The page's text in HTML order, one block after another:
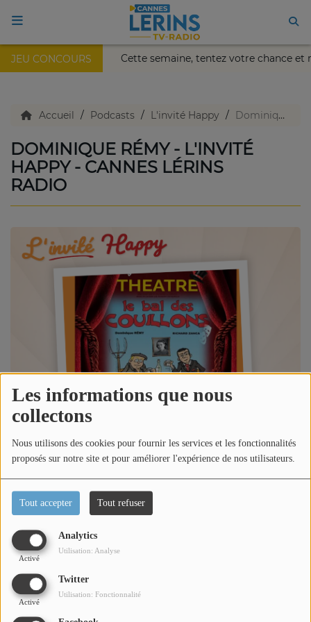
Les informations que nous
collectons
Nous utilisons des cookies pour fournir les services et les fonctionnalités
proposés sur notre site et pour améliorer l'expérience de nos utilisateurs.
Tout accepter Tout refuser
Analytics
Activé
Utilisation: Analyse
Twitter
Activé
Utilisation: Fonctionnalité
JEU CONCOURS
Nikaïa de Nice ! Cette semaine, tentez votre
TV en direct
Replay TV
Emissions Radio
Emissions TV
Titres diffusés
Diffusions
Podcasts
Jeu concours
Contactez-nous
Se connecter
Accueil Podcasts L'invité Happy Dominique Rémy - L'invité Happy - Cannes Lérins Radio
DOMINIQUE RÉMY - L'INVITÉ
HAPPY - CANNES LÉRINS
RADIO
Écouter le podcast